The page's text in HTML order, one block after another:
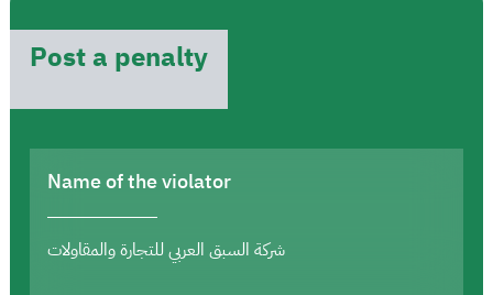
Post a penalty
Name of the violator
شركة السبق العربي للتجارة والمقاولات